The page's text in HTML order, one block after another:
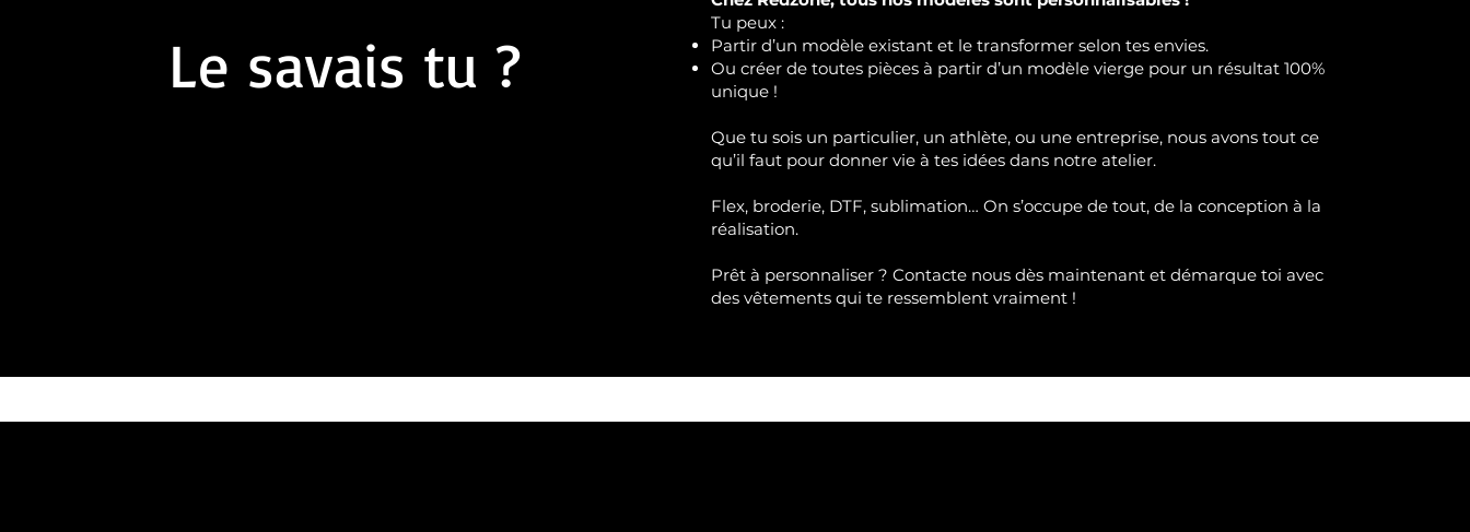
Le savais tu ?
Tu peux :
Partir d’un modèle existant et le transformer selon tes envies.
Ou créer de toutes pièces à partir d’un modèle vierge pour un résultat 100%
unique !
Que tu sois un particulier, un athlète, ou une entreprise, nous avons tout ce
qu’il faut pour donner vie à tes idées dans notre atelier.
Flex, broderie, DTF, sublimation… On s’occupe de tout, de la conception à la
réalisation.
Prêt à personnaliser ? Contacte nous dès maintenant et démarque toi avec
des vêtements qui te ressemblent vraiment !